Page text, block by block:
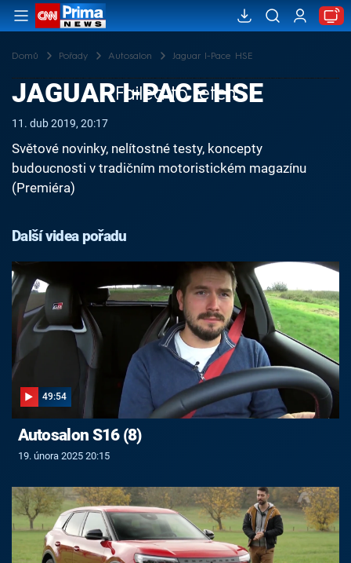
Domů Pořady Autosalon Jaguar I-Pace HSE
Failed to fetch
JAGUAR I-PACE HSE
11. dub 2019, 20:17
Světové novinky, nelítostné testy, koncepty
budoucnosti v tradičním motoristickém magazínu
(Premiéra)
Další videa pořadu
49:54
Autosalon S16 (8)
19. února 2025 20:15